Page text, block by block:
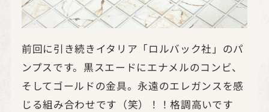
前回に引き続きイタリア「ロルバック社」のパ
ンプスです。黒スエードにエナメルのコンビ、
そしてゴールドの金具。永遠のエレガンスを感
じる組み合わせです（笑）！！格調高いです